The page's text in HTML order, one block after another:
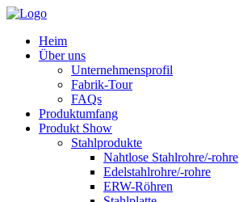
Heim
Über uns
Unternehmensprofil
Fabrik-Tour
FAQs
Produktumfang
Produkt Show
Stahlprodukte
Nahtlose Stahlrohre/-rohre
Edelstahlrohre/-rohre
ERW-Röhren